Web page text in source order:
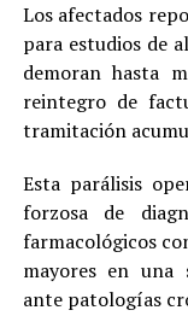
Los afectados
para estudios de
demoran hasta
reintegro de
tramitación
Esta parálisis
forzosa de
farmacológicos
mayores en una
ante patologías